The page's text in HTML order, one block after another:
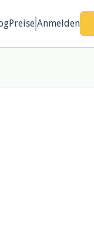
Preise Anmelden